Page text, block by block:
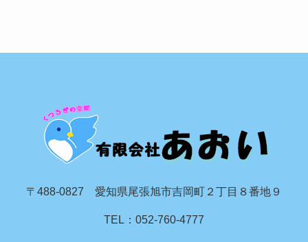
〒488-0827 愛知県尾張旭市吉岡町２丁目８番地９
TEL：052-760-4777